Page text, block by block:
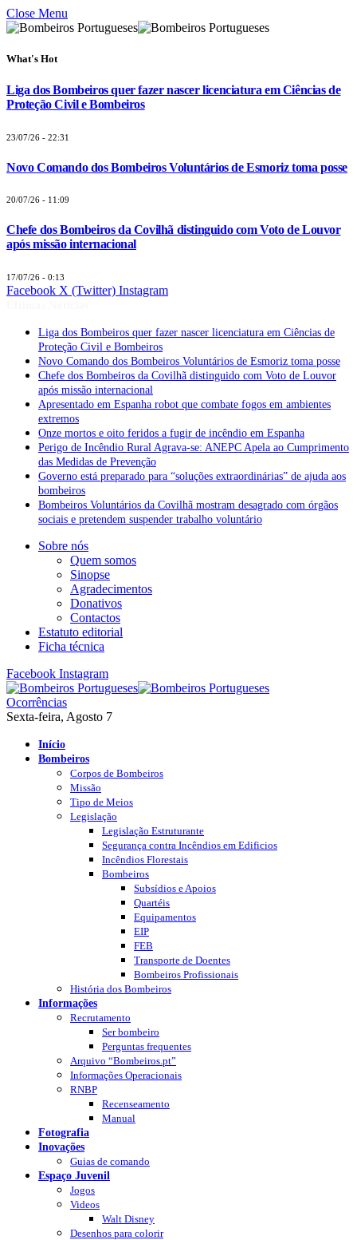
Close Menu
What's Hot
Liga dos Bombeiros quer fazer nascer licenciatura em Ciências de
Proteção Civil e Bombeiros
23/07/26 - 22:31
Novo Comando dos Bombeiros Voluntários de Esmoriz toma posse
20/07/26 - 11:09
Chefe dos Bombeiros da Covilhã distinguido com Voto de Louvor
após missão internacional
17/07/26 - 0:13
Facebook X (Twitter) Instagram
Liga dos Bombeiros quer fazer nascer licenciatura em Ciências de
Proteção Civil e Bombeiros
Novo Comando dos Bombeiros Voluntários de Esmoriz toma posse
Chefe dos Bombeiros da Covilhã distinguido com Voto de Louvor
após missão internacional
Apresentado em Espanha robot que combate fogos em ambientes
extremos
Onze mortos e oito feridos a fugir de incêndio em Espanha
Perigo de Incêndio Rural Agrava-se: ANEPC Apela ao Cumprimento
das Medidas de Prevenção
Governo está preparado para “soluções extraordinárias” de ajuda aos
bombeiros
Bombeiros Voluntários da Covilhã mostram desagrado com órgãos
sociais e pretendem suspender trabalho voluntário
Sobre nós
Quem somos
Sinopse
Agradecimentos
Donativos
Contactos
Estatuto editorial
Ficha técnica
Facebook Instagram
Ocorrências
Sexta-feira, Agosto 7
Início
Bombeiros
Corpos de Bombeiros
Missão
Tipo de Meios
Legislação
Legislação Estruturante
Segurança contra Incêndios em Edificios
Incêndios Florestais
Bombeiros
Subsídios e Apoios
Quartéis
Equipamentos
EIP
FEB
Transporte de Doentes
Bombeiros Profissionais
História dos Bombeiros
Informações
Recrutamento
Ser bombeiro
Perguntas frequentes
Arquivo “Bombeiros.pt”
Informações Operacionais
RNBP
Recenseamento
Manual
Fotografia
Inovações
Guias de comando
Espaço Juvenil
Jogos
Videos
Walt Disney
Desenhos para colorir